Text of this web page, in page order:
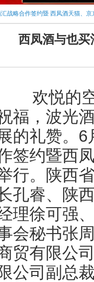
战略合作签约暨 西凤酒天猫、京
西凤酒与也买
欢悦的空
福，波光
的礼赞。
签约暨西
行。陕西
孔睿、陕
理徐可强
会秘书张
贸有限公
公司副总